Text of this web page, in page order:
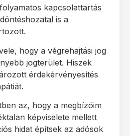
kapcsolattartás
is a
hogy a végrehajtási jog
jogterület. Hiszek
érdekérvényesítés
az, hogy a megbízóim
képviselete mellett
hidat építsek az adósok